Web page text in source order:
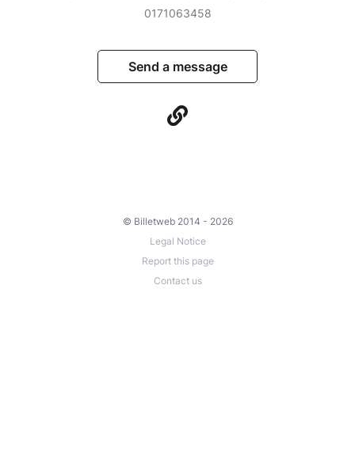
0171063458
Send a message
© Billetweb 2014 - 2026
Legal Notice
Report this page
Contact us